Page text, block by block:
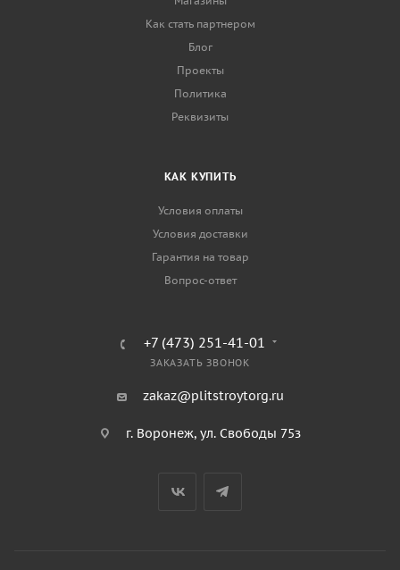
Как стать партнером
Блог
Проекты
Политика
Реквизиты
КАК КУПИТЬ
Условия оплаты
Условия доставки
Гарантия на товар
Вопрос-ответ
+7 (473) 251-41-01
ЗАКАЗАТЬ ЗВОНОК
zakaz@plitstroytorg.ru
г. Воронеж, ул. Свободы 75з